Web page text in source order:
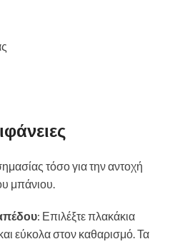
τόσο για την αντοχή
μπάνιου.
: Επιλέξτε πλακάκια
εύκολα στον καθαρισμό. Τα